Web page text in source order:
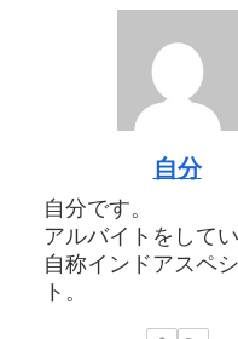
自分
自分です。
アルバイトをしてい
自称インドアスペ
ト。